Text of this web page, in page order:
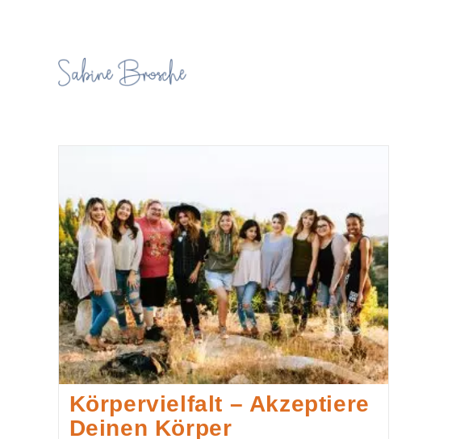
Körpervielfalt – Akzeptiere
Deinen Körper